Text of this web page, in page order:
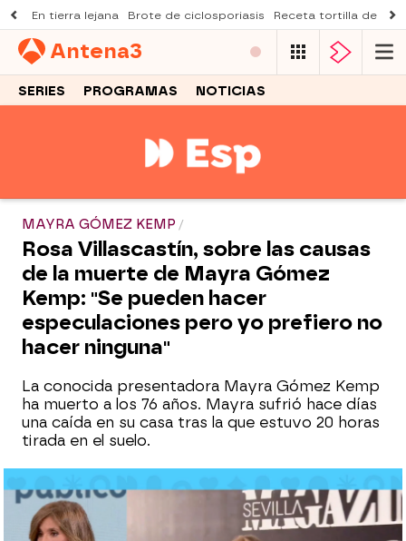
En tierra lejana Brote de ciclosporiasis Receta tortilla de
Antena3
SERIES PROGRAMAS NOTICIAS
MAYRA GÓMEZ KEMP
Rosa Villascastín, sobre las causas
de la muerte de Mayra Gómez
Kemp: "Se pueden hacer
especulaciones pero yo prefiero no
hacer ninguna"
La conocida presentadora Mayra Gómez Kemp
ha muerto a los 76 años. Mayra sufrió hace días
una caída en su casa tras la que estuvo 20 horas
tirada en el suelo.
La última aparición de Mayra Gómez
Kemp en televisión pocos días antes de
morir